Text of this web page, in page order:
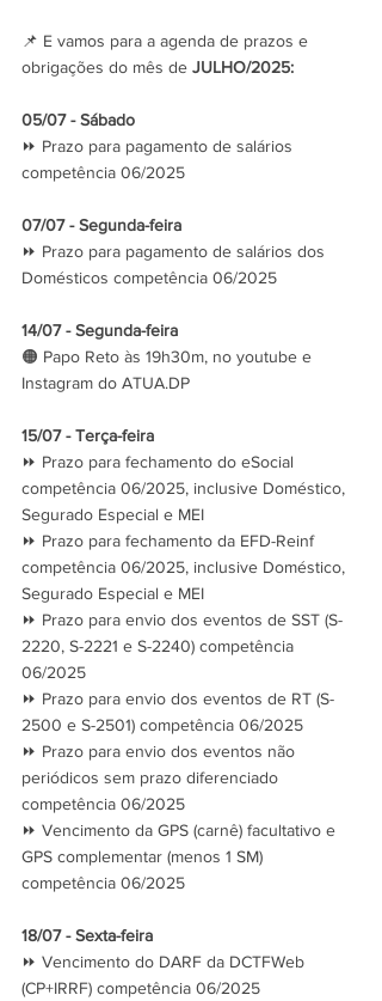
📌 E vamos para a agenda de prazos e
obrigações do mês de JULHO/2025:
05/07 - Sábado
⏩ Prazo para pagamento de salários
competência 06/2025
07/07 - Segunda-feira
⏩ Prazo para pagamento de salários dos
Domésticos competência 06/2025
14/07 - Segunda-feira
🟠 Papo Reto às 19h30m, no youtube e
Instagram do ATUA.DP
15/07 - Terça-feira
⏩ Prazo para fechamento do eSocial
competência 06/2025, inclusive Doméstico,
Segurado Especial e MEI
⏩ Prazo para fechamento da EFD-Reinf
competência 06/2025, inclusive Doméstico,
Segurado Especial e MEI
⏩ Prazo para envio dos eventos de SST (S-
2220, S-2221 e S-2240) competência
06/2025
⏩ Prazo para envio dos eventos de RT (S-
2500 e S-2501) competência 06/2025
⏩ Prazo para envio dos eventos não
periódicos sem prazo diferenciado
competência 06/2025
⏩ Vencimento da GPS (carnê) facultativo e
GPS complementar (menos 1 SM)
competência 06/2025
18/07 - Sexta-feira
⏩ Vencimento do DARF da DCTFWeb
(CP+IRRF) competência 06/2025